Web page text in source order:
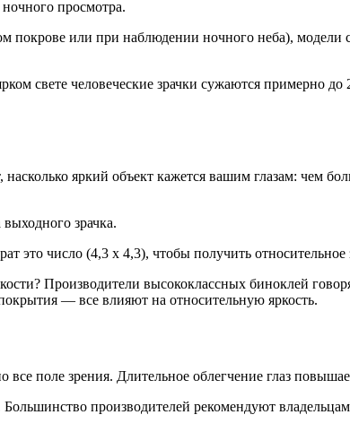
просмотра.
покрове или при наблюдении ночного неба),
свете человеческие зрачки сужаются примерно
зрачка.
это число (4,3 x 4,3), чтобы получить относительное
Производители высококлассных биноклей
— все влияют на относительную яркость.
поле зрения. Длительное облегчение глаз
производителей рекомендуют